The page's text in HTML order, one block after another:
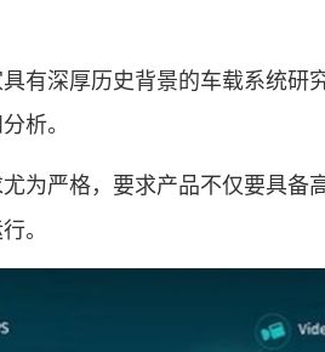
深厚历史背景的车载系统研
析。
为严格，要求产品不仅要具备
。